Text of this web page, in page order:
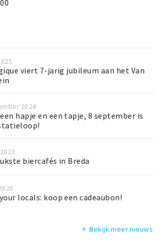
viert 7-jarig jubileum aan het Van
2024
hapje en een tapje, 8 september is
biercafés in Breda
locals: koop een cadeaubon!
add Bekijk meer nieuws